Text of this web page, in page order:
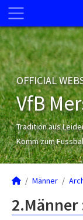
OFFICIAL
VfB
Tradition aus
Komm zum
Männer
2.Männer